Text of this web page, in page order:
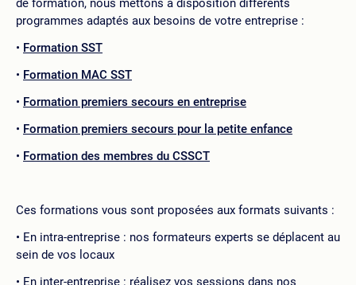
de formation, nous mettons à disposition différents
programmes adaptés aux besoins de votre entreprise :
Formation SST
Formation MAC SST
Formation premiers secours en entreprise
Formation premiers secours pour la petite enfance
Formation des membres du CSSCT
Ces formations vous sont proposées aux formats suivants :
En intra-entreprise : nos formateurs experts se déplacent au
sein de vos locaux
En inter-entreprise : réalisez vos sessions dans nos